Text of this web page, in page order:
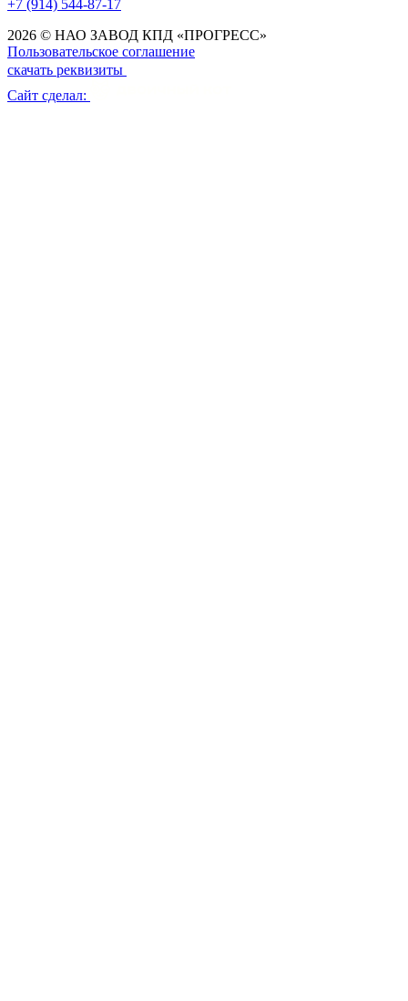
+7 (914) 544-87-17
2026 © НАО ЗАВОД КПД «ПРОГРЕСС»
Пользовательское соглашение
скачать реквизиты
Сайт сделал: